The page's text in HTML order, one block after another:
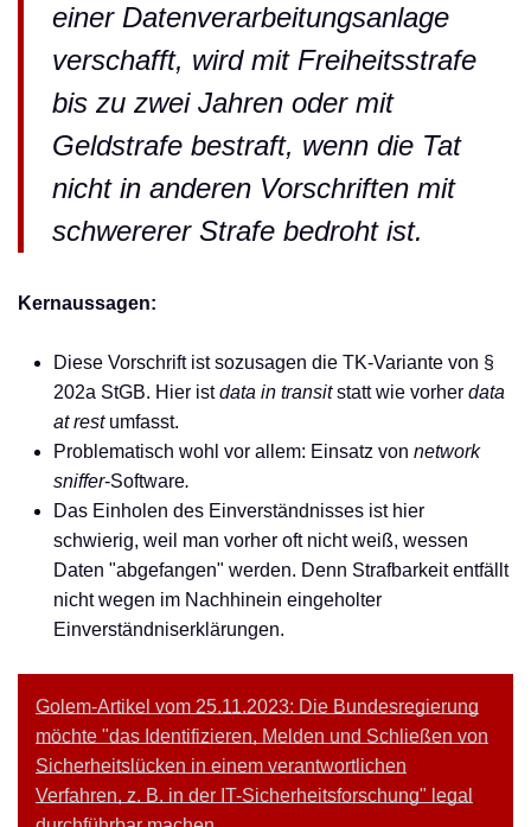
einer Datenverarbeitungsanlage
verschafft, wird mit Freiheitsstrafe
bis zu zwei Jahren oder mit
Geldstrafe bestraft, wenn die Tat
nicht in anderen Vorschriften mit
schwererer Strafe bedroht ist.
Kernaussagen:
Diese Vorschrift ist sozusagen die TK-Variante von §
202a StGB. Hier istdata in transitstatt wie vorher data
at rest umfasst.
Problematisch wohl vor allem: Einsatz von network
sniffer-Software.
Das Einholen des Einverständnisses ist hier
schwierig, weil man vorher oft nicht weiß, wessen
Daten "abgefangen" werden. Denn Strafbarkeit entfällt
nicht wegen im Nachhinein eingeholter
Einverständniserklärungen.
Golem-Artikel vom 25.11.2023: Die Bundesregierung
möchte "das Identifizieren, Melden und Schließen von
Sicherheitslücken in einem verantwortlichen
Verfahren, z. B. in der IT-Sicherheitsforschung" legal